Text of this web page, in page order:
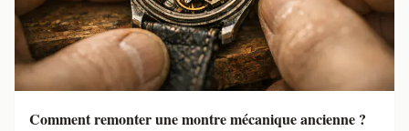
Comment remonter une montre mécanique ancienne ?